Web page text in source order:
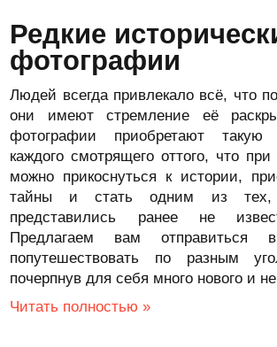
Редкие
фотографии
Людей всегда привлекало всё, что
они имеют стремление её
фотографии приобретают такую
каждого смотрящего оттого, что
можно прикоснуться к истории,
тайны и стать одним из тех,
представились ранее не
Предлагаем вам
попутешествовать по разным
почерпнув для себя много нового и
Читать полностью »